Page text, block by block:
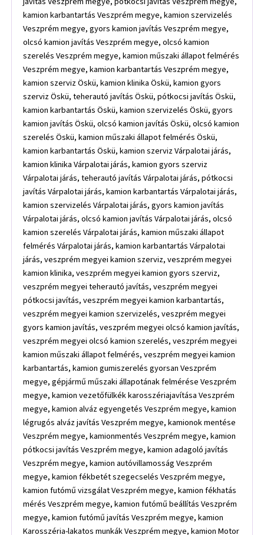
kamion karbantartás Veszprém megye, kamion szervizelés
Veszprém megye, gyors kamion javítás Veszprém megye,
olcsó kamion javítás Veszprém megye, olcsó kamion
szerelés Veszprém megye, kamion műszaki állapot felmérés
Veszprém megye, kamion karbantartás Veszprém megye,
kamion szerviz Öskü, kamion klinika Öskü, kamion gyors
szerviz Öskü, teherautó javítás Öskü, pótkocsi javítás Öskü,
kamion karbantartás Öskü, kamion szervizelés Öskü, gyors
kamion javítás Öskü, olcsó kamion javítás Öskü, olcsó kamion
szerelés Öskü, kamion műszaki állapot felmérés Öskü,
kamion karbantartás Öskü, kamion szerviz Várpalotai járás,
kamion klinika Várpalotai járás, kamion gyors szerviz
Várpalotai járás, teherautó javítás Várpalotai járás, pótkocsi
javítás Várpalotai járás, kamion karbantartás Várpalotai járás,
kamion szervizelés Várpalotai járás, gyors kamion javítás
Várpalotai járás, olcsó kamion javítás Várpalotai járás, olcsó
kamion szerelés Várpalotai járás, kamion műszaki állapot
felmérés Várpalotai járás, kamion karbantartás Várpalotai
járás, veszprém megyei kamion szerviz, veszprém megyei
kamion klinika, veszprém megyei kamion gyors szerviz,
veszprém megyei teherautó javítás, veszprém megyei
pótkocsi javítás, veszprém megyei kamion karbantartás,
veszprém megyei kamion szervizelés, veszprém megyei
gyors kamion javítás, veszprém megyei olcsó kamion javítás,
veszprém megyei olcsó kamion szerelés, veszprém megyei
kamion műszaki állapot felmérés, veszprém megyei kamion
karbantartás, kamion gumiszerelés gyorsan Veszprém
megye, gépjármű műszaki állapotának felmérése Veszprém
megye, kamion vezetőfülkék karosszériajavítása Veszprém
megye, kamion alváz egyengetés Veszprém megye, kamion
légrugós alváz javítás Veszprém megye, kamionok mentése
Veszprém megye, kamionmentés Veszprém megye, kamion
pótkocsi javítás Veszprém megye, kamion adagoló javítás
Veszprém megye, kamion autóvillamosság Veszprém
megye, kamion fékbetét szegecselés Veszprém megye,
kamion futómű vizsgálat Veszprém megye, kamion fékhatás
mérés Veszprém megye, kamion futómű beállítás Veszprém
megye, kamion futómű javítás Veszprém megye, kamion
Karosszéria-lakatos munkák Veszprém megye, kamion Motor